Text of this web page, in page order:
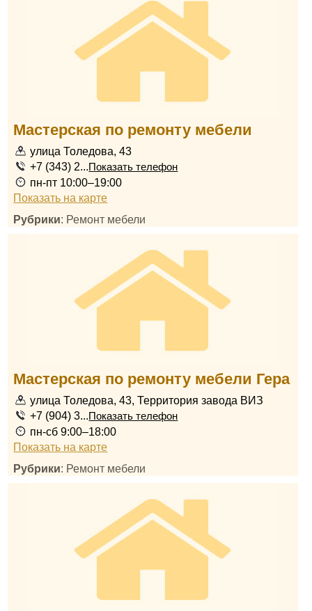
Мастерская по ремонту мебели
улица Толедова, 43
+7 (343) 2...Показать телефон
пн-пт 10:00–19:00
Показать на карте
Рубрики: Ремонт мебели
Мастерская по ремонту мебели Гера
улица Толедова, 43, Территория завода ВИЗ
+7 (904) 3...Показать телефон
пн-сб 9:00–18:00
Показать на карте
Рубрики: Ремонт мебели